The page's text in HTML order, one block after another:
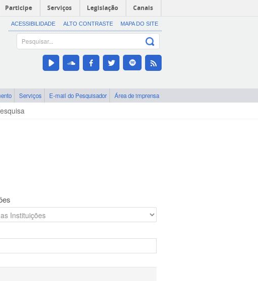
Participe Serviços Legislação Canais
ACESSIBILIDADE ALTO CONTRASTE MAPA DO SITE
Serviços E-mail do Pesquisador Área de imprensa